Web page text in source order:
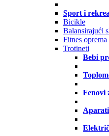
Sport i
Bicikle
Balansirajući
Fitnes oprema
Trotineti
Bebi
Fenovi